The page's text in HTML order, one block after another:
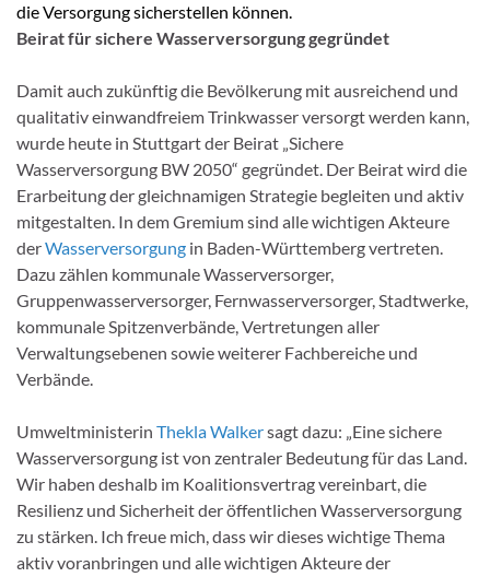
die Versorgung sicherstellen können.
Beirat für sichere Wasserversorgung gegründet
Damit auch zukünftig die Bevölkerung mit ausreichend und
qualitativ einwandfreiem Trinkwasser versorgt werden kann,
wurde heute in Stuttgart der Beirat „Sichere
Wasserversorgung BW 2050“ gegründet. Der Beirat wird die
Erarbeitung der gleichnamigen Strategie begleiten und aktiv
mitgestalten. In dem Gremium sind alle wichtigen Akteure
derWasserversorgung in Baden-Württemberg vertreten.
Dazu zählen kommunale Wasserversorger,
Gruppenwasserversorger, Fernwasserversorger, Stadtwerke,
kommunale Spitzenverbände, Vertretungen aller
Verwaltungsebenen sowie weiterer Fachbereiche und
Verbände.
Umweltministerin Thekla Walkersagt dazu: „Eine sichere
Wasserversorgung ist von zentraler Bedeutung für das Land.
Wir haben deshalb im Koalitionsvertrag vereinbart, die
Resilienz und Sicherheit der öffentlichen Wasserversorgung
zu stärken. Ich freue mich, dass wir dieses wichtige Thema
aktiv voranbringen und alle wichtigen Akteure der